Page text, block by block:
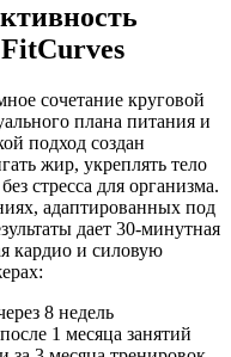
сочетание круговой
плана питания и
подход создан
жир, укреплять тело
стресса для организма.
адаптированных под
дает 30-минутная
кардио и силовую
8 недель
1 месяца занятий